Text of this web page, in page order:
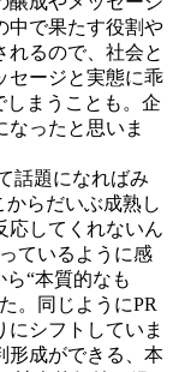
中で果たす役割や
れるので、社会と
セージと実態に乖
しまうことも。企
ったと思いま
話題になればみ
からだいぶ成熟し
応してくれないん
ているように感
“本質的なも
。同じようにPR
シフトしていま
形成ができる、本